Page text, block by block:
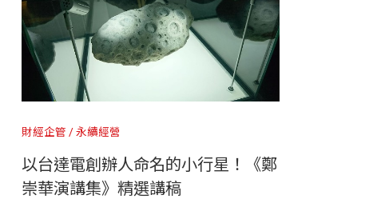
財經企管 永續經營
以台達電創辦人命名的小行星！《鄭
崇華演講集》精選講稿